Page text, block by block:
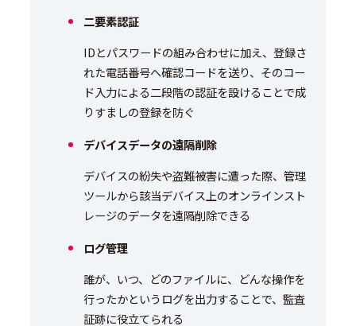
二要素認証
IDとパスワードの組み合わせに加え、登録さ
れた電話番号へ確認コードを送り、そのコー
ド入力による二段階の認証を設けることで成
りすましの登録を防ぐ
デバイスデータの遠隔削除
デバイスの紛失や盗難被害に遭った際、管理
ツールから該当デバイス上のオンラインスト
レージのデータを遠隔削除できる
ログ管理
誰が、いつ、どのファイルに、どんな操作を
行ったかというログを出力することで、監査
証跡に役立てられる